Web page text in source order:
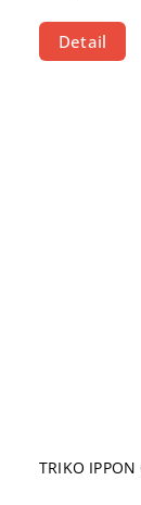
Detail
TRIKO IPPON